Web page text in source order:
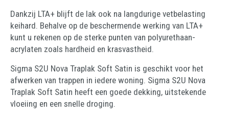
Dankzij LTA+ blijft de lak ook na langdurige vetbelasting
keihard. Behalve op de beschermende werking van LTA+
kunt u rekenen op de sterke punten van polyurethaan-
acrylaten zoals hardheid en krasvastheid.
Sigma S2U Nova Traplak Soft Satin is geschikt voor het
afwerken van trappen in iedere woning. Sigma S2U Nova
Traplak Soft Satin heeft een goede dekking, uitstekende
vloeiing en een snelle droging.